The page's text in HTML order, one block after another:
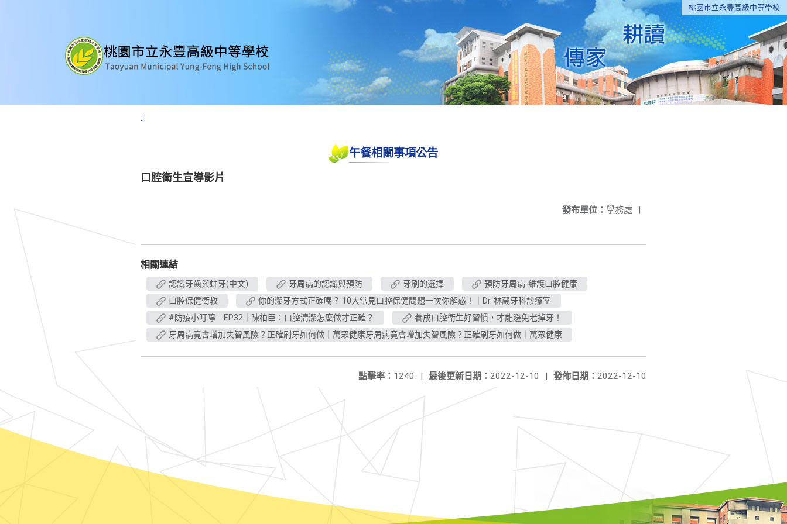
桃園市立永豐高級中等學校
:::
午餐相關事項公告
口腔衛生宣導影片
發布單位： 學務處 |
相關連結
認識牙齒與蛀牙(中文) 牙周病的認識與預防 牙刷的選擇
預防牙周病-維護口腔健康
口腔保健衛教
你的潔牙方式正確嗎？ 10大常見口腔保健問題一次你解惑！｜Dr. 林葳牙科診療室
#防疫小叮嚀－EP32｜陳柏臣：口腔清潔怎麼做才正確？
養成口腔衛生好習慣，才能避免老掉牙！
牙周病竟會增加失智風險？正確刷牙如何做｜萬眾健康牙周病竟會增加失智風險？正確刷牙如何做｜萬眾健康
發佈日期： 2022-12-10
最後更新日期： 2022-12-10 |
點擊率： 1240 |